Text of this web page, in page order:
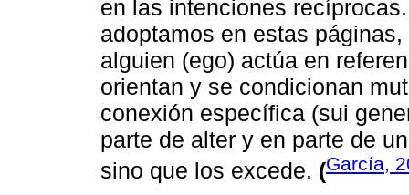
en las intenciones
adoptamos en estas
alguien (ego) actúa en
orientan y se condicionan
conexión específica (sui
parte de alter y en parte de
sino que los excede. (García,